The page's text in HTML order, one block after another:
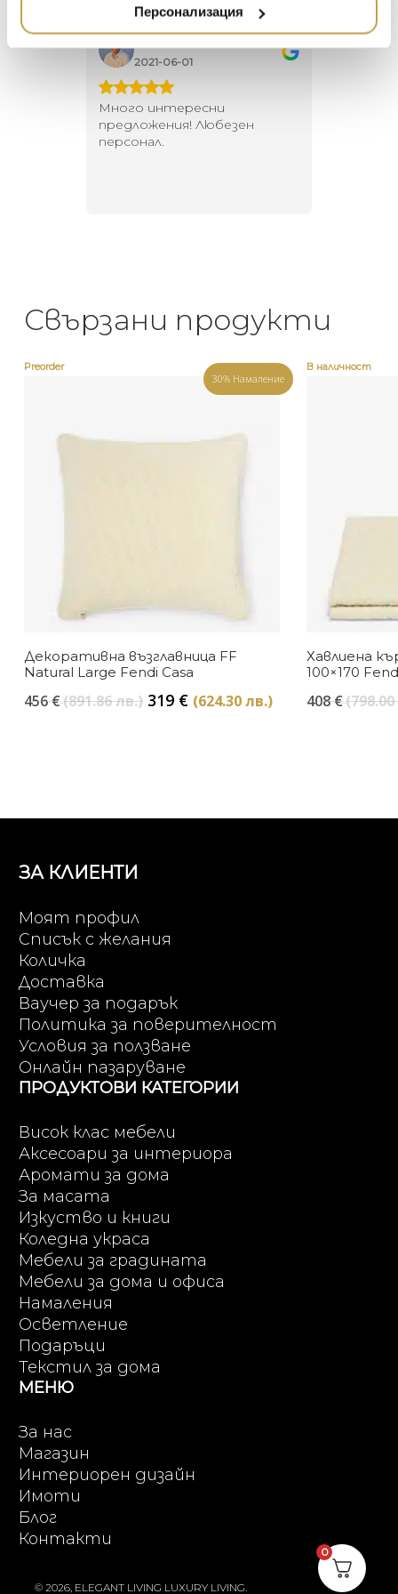
Персонализация
2021-06-01
Много интересни
предложения! Любезен
персонал.
Свързани продукти
Preorder
30% Намаление
Декоративна възглавница FF
Natural Large Fendi Casa
456€(891.86 лв.) Original
319 € (624.30 лв.)Текущата
В наличност
Хавлиена
100×170
408€
ЗА КЛИЕНТИ
Моят профил
Списък с желания
Количка
Доставка
Ваучер за подарък
Политика за поверителност
Условия за ползване
Онлайн пазаруване
ПРОДУКТОВИ КАТЕГОРИИ
Висок клас мебели
Аксесоари за интериора
Аромати за дома
За масата
Изкуство и книги
Коледна украса
Мебели за градината
Мебели за дома и офиса
Намаления
Осветление
Подаръци
Текстил за дома
МЕНЮ
За нас
Магазин
Интериорен дизайн
Имоти
Блог
Контакти
© 2026, ELEGANT LIVING LUXURY LIVING.
ZUIVER
DUTCHBONE
0